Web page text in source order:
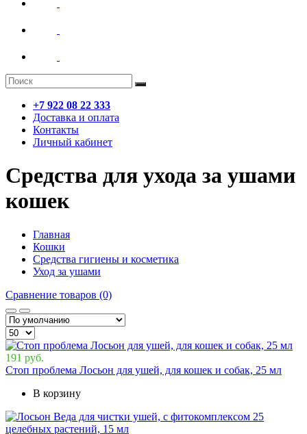
+7 922 08 22 333
Доставка и оплата
Контакты
Личный кабинет
Средства для ухода за ушами
кошек
Главная
Кошки
Средства гигиены и косметика
Уход за ушами
Сравнение товаров (0)
191 руб.
Стоп проблема Лосьон для ушей, для кошек и собак, 25 мл
В корзину